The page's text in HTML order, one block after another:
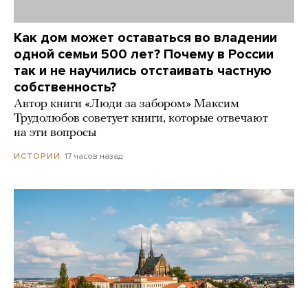
Как дом может оставаться во владении
одной семьи 500 лет? Почему в России
так и не научились отстаивать частную
собственность?
Автор книги «Люди за забором» Максим
Трудолюбов советует книги, которые отвечают
на эти вопросы
ИСТОРИИ 17 часов назад